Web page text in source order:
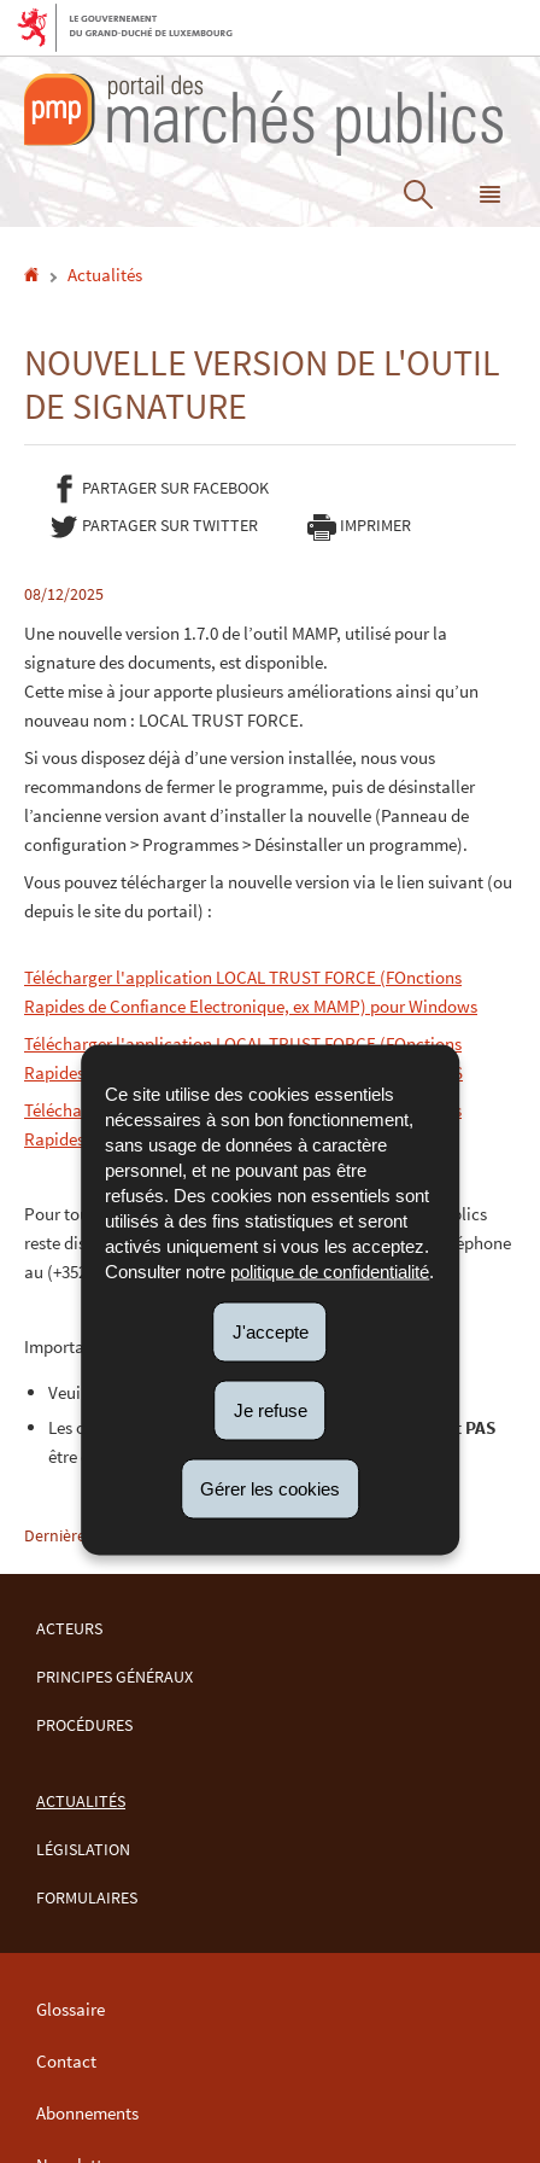
Ce site utilise des cookies essentiels
nécessaires à son bon fonctionnement,
sans usage de données à caractère
personnel, et ne pouvant pas être
refusés. Des cookies non essentiels sont
utilisés à des fins statistiques et seront
activés uniquement si vous les acceptez.
Consulter notre politique de confidentialité
J'accepte
Je refuse
Gérer les cookies
Aller
navigation
Aller
contenu
Accueil
Actualités
NOUVELLE VERSION DE L'OUTIL
DE SIGNATURE
PARTAGER SUR FACEBOOK- NOUVELLE FENÊTRE
PARTAGER SUR TWITTER- NOUVELLE FENÊTRE
IMPRIMER
08/12/2025
Une nouvelle version 1.7.0 de l’outil MAMP, utilisé pour la
signature des documents, est disponible.
Cette mise à jour apporte plusieurs améliorations ainsi qu’un
nouveau nom : LOCAL TRUST FORCE.
Si vous disposez déjà d’une version installée, nous vous
recommandons de fermer le programme, puis de désinstaller
l’ancienne version avant d’installer la nouvelle (Panneau de
configuration > Programmes > Désinstaller un programme).
Vous pouvez télécharger la nouvelle version via le lien suivant (ou
depuis le site du portail) :
Télécharger l'application LOCAL TRUST FORCE (FOnctions
Rapides de Confiance Electronique, ex MAMP) pour Windows
Télécharger l'application LOCAL TRUST FORCE (FOnctions
Rapides de Confiance Electronique, ex MAMP) pour macOS
Télécharger l'application LOCAL TRUST FORCE (FOnctions
Rapides de Confiance Electronique, ex MAMP) pour Linux
Pour toute question, le support du portail des marchés publics
reste disponible à l’adresseinfo@pmp.public.luou par téléphone
au (+352) 247-83377 de 9h00 à 11h30 et de 14h00 à 17h00.
Important lors de l’installation :
Veuillez sélectionner «Only for me
».
Les options dans les « Paramètres du proxy »
doivent PAS
être cochées.
Dernière mise à jour
MENU
DE
ACTEURS
PRINCIPES GÉNÉRAUX
PROCÉDURES
ACTUALITÉS
LÉGISLATION
FORMULAIRES
Glossaire
Contact
Abonnements